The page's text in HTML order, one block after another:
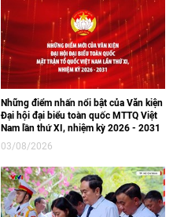
Những điểm nhấn nổi bật của Văn kiện
Đại hội đại biểu toàn quốc MTTQ Việt
Nam lần thứ XI, nhiệm kỳ 2026 - 2031
03/08/2026